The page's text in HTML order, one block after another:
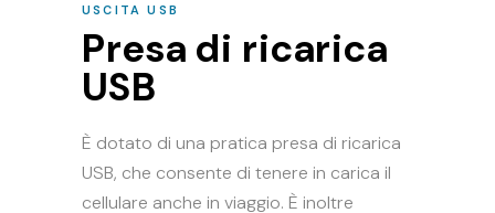
USCITA USB
Presa di ricarica
USB
È dotato di una pratica presa di ricarica
USB, che consente di tenere in carica il
cellulare anche in viaggio. È inoltre